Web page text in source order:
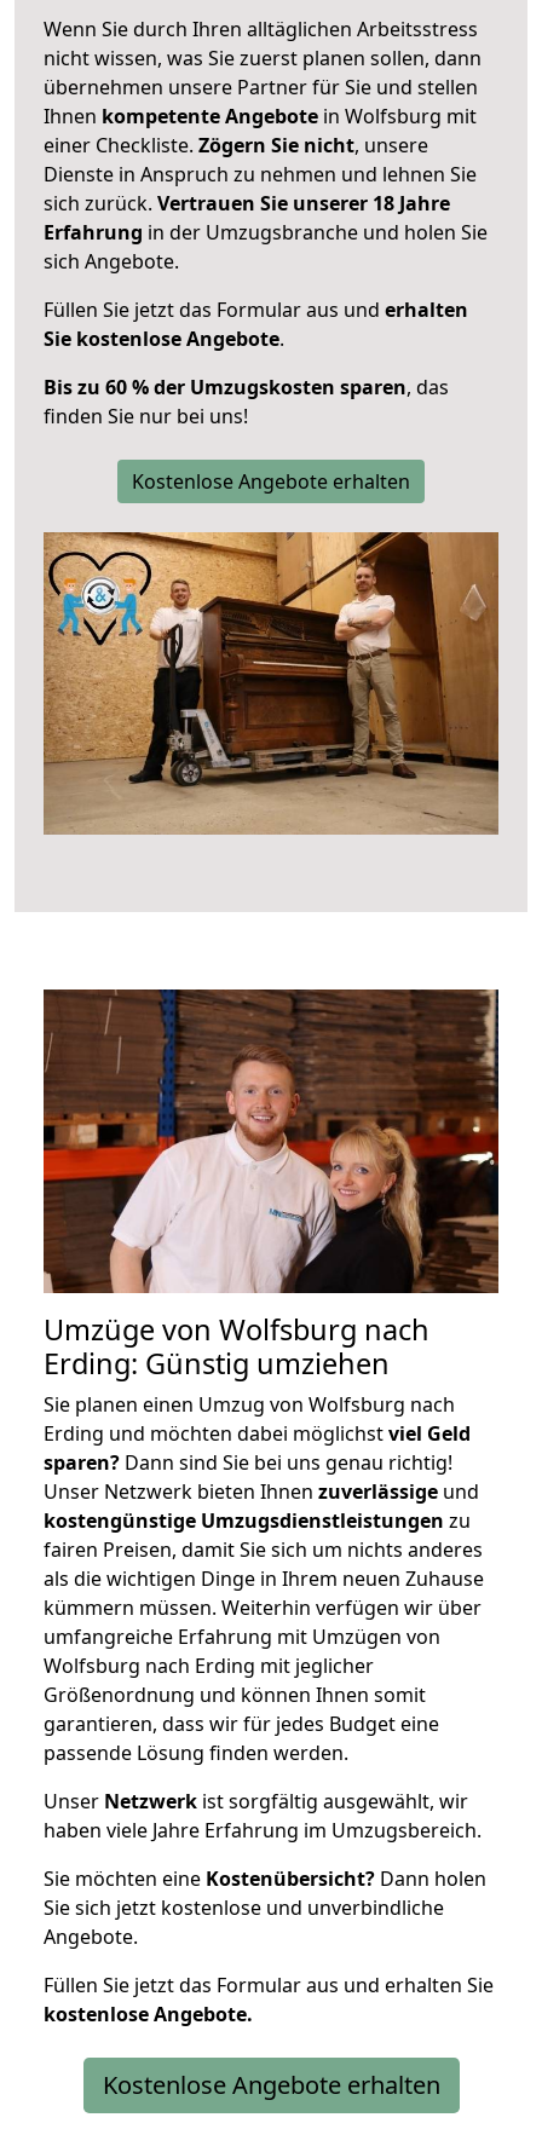
Wenn Sie durch Ihren alltäglichen Arbeitsstress
nicht wissen, was Sie zuerst planen sollen, dann
übernehmen unsere Partner für Sie und stellen
Ihnen kompetente Angebote in Wolfsburg mit
einer Checkliste. Zögern Sie nicht, unsere
Dienste in Anspruch zu nehmen und lehnen Sie
sich zurück. Vertrauen Sie unserer 18 Jahre
Erfahrung in der Umzugsbranche und holen Sie
sich Angebote.
Füllen Sie jetzt das Formular aus und erhalten
Sie kostenlose Angebote.
Bis zu 60 % der Umzugskosten sparen, das
finden Sie nur bei uns!
Kostenlose Angebote erhalten
Umzüge von Wolfsburg nach
Erding: Günstig umziehen
Sie planen einen Umzug von Wolfsburg nach
Erding und möchten dabei möglichstviel Geld
sparen? Dann sind Sie bei uns genau richtig!
Unser Netzwerk bieten Ihnen zuverlässige und
kostengünstige Umzugsdienstleistungen zu
fairen Preisen, damit Sie sich um nichts anderes
als die wichtigen Dinge in Ihrem neuen Zuhause
kümmern müssen. Weiterhin verfügen wir über
umfangreiche Erfahrung mit Umzügen von
Wolfsburg nach Erding mit jeglicher
Größenordnung und können Ihnen somit
garantieren, dass wir für jedes Budget eine
passende Lösung finden werden.
Unser Netzwerk ist sorgfältig ausgewählt, wir
haben viele Jahre Erfahrung im Umzugsbereich.
Sie möchten eine Kostenübersicht? Dann holen
Sie sich jetzt kostenlose und unverbindliche
Angebote.
Füllen Sie jetzt das Formular aus und erhalten Sie
kostenloseAngebote.
Kostenlose Angebote erhalten